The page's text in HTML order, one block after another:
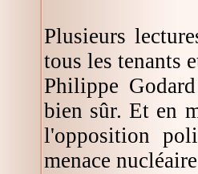
Plusieurs
tous les tenants
Philippe
bien sûr. Et en
l'opposition
menace